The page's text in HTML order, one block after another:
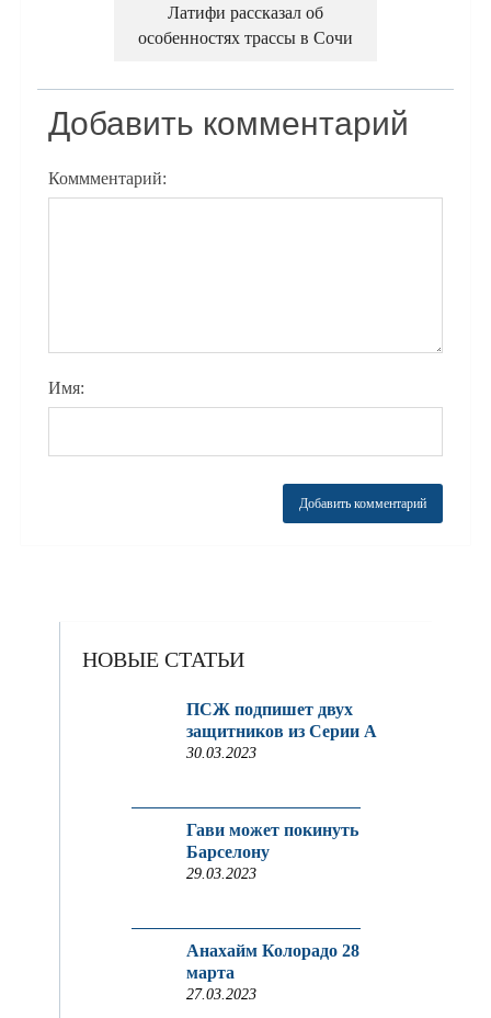
Латифи рассказал об
особенностях трассы в Сочи
Добавить комментарий
Коммментарий:
Имя:
НОВЫЕ СТАТЬИ
ПСЖ подпишет двух
защитников из Серии A
30.03.2023
Гави может покинуть
Барселону
29.03.2023
Анахайм Колорадо 28
марта
27.03.2023